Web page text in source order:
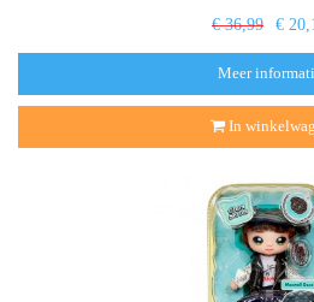
€ 36,99 €
Meer
In